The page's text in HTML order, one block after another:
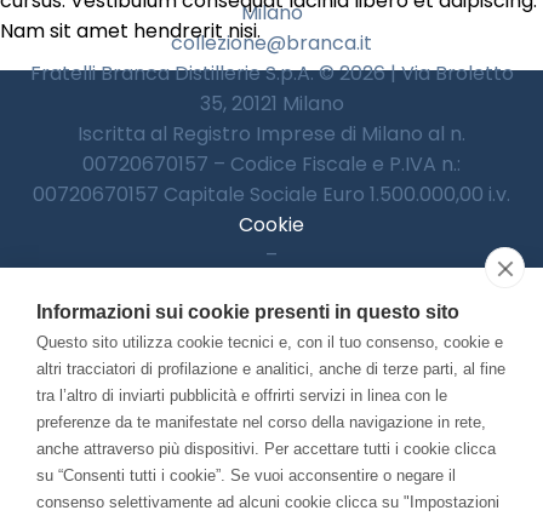
Nam sit amet hendrerit nisi.
Milano
collezione@branca.it
Fratelli Branca Distillerie S.p.A. © 2026 | Via Broletto
35, 20121 Milano
Iscritta al Registro Imprese di Milano al n.
00720670157 – Codice Fiscale e P.IVA n.:
00720670157 Capitale Sociale Euro 1.500.000,00 i.v.
Cookie
–
–
Accessibilitià
Con il contributo di:
Informazioni sui cookie presenti in questo sito
Questo sito utilizza cookie tecnici e, con il tuo consenso, cookie e
altri tracciatori di profilazione e analitici, anche di terze parti, al fine
tra l’altro di inviarti pubblicità e offrirti servizi in linea con le
preferenze da te manifestate nel corso della navigazione in rete,
anche attraverso più dispositivi. Per accettare tutti i cookie clicca
su “Consenti tutti i cookie”. Se vuoi acconsentire o negare il
consenso selettivamente ad alcuni cookie clicca su "Impostazioni